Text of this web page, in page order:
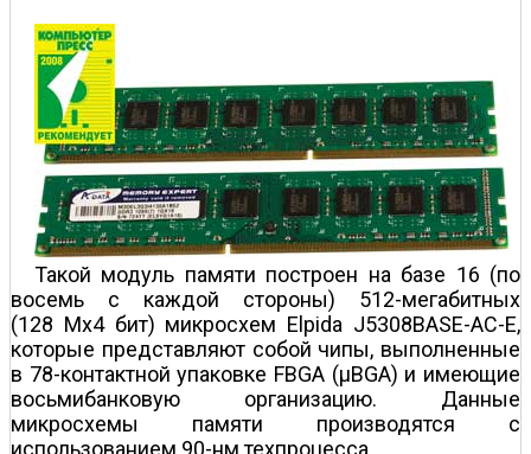
Такой модуль памяти построен на базе 16 (по
восемь с каждой стороны) 512-мегабитных
(128 Мx4 бит) микросхем Elpida J5308BASE-AC-E,
которые представляют собой чипы, выполненные
в 78-контактной упаковке FBGA (µBGA) и имеющие
восьмибанковую организацию. Данные
микросхемы памяти производятся с
использованием 90-нм техпроцесса.